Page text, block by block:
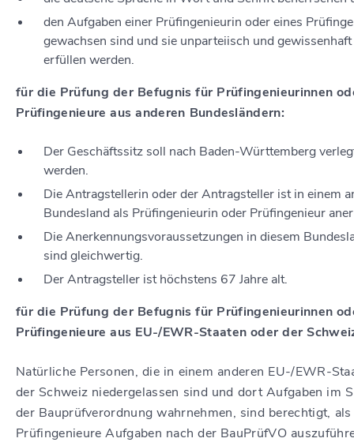
den Aufgaben einer Prüfingenieurin oder eines
gewachsen sind und sie unparteiisch und gewissenhaft
erfüllen werden.
für die Prüfung der Befugnis für Prüfingenieurinnen
Prüfingenieure aus anderen Bundesländern:
Der Geschäftssitz soll nach Baden-Württemberg
werden.
Die Antragstellerin oder der Antragsteller ist in einem
Bundesland als Prüfingenieurin oder Prüfingenieur
Die Anerkennungsvoraussetzungen in diesem
sind gleichwertig.
Der Antragsteller ist höchstens 67 Jahre alt.
für die Prüfung der Befugnis für Prüfingenieurinnen
Prüfingenieure aus EU-/EWR-Staaten oder der
Natürliche Personen, die in einem anderen EU-/EWR-
der Schweiz niedergelassen sind und dort Aufgaben im
der Bauprüfverordnung wahrnehmen, sind berechtigt, als
Prüfingenieure Aufgaben nach der BauPrüfVO